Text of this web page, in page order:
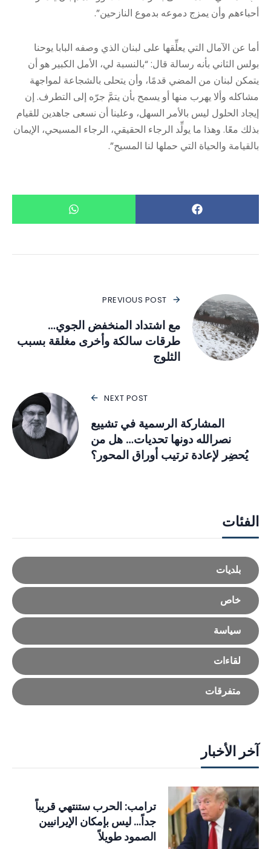
أحباءهم وأن يمزج دموعه بدموع النازحين”.
أما عن الآمال التي يعلِّقها على لبنان الذي وصفه البابا يوحنا
بولس الثاني بأنه رسالة قال: “بالنسبة لي، الأمل الكبير هو أن
يتمكن لبنان من المضي قدمًا، وأن يتحلى بالشجاعة لمواجهة
مشاكله وألا يهرب منها أو يسمح بأن يتمَّ جرّه إلى التطرف. إن
إيجاد الحلول ليس بالأمر السهل، وعلينا أن نسعى جاهدين للقيام
بذلك معًا. وهذا ما يولِّد الرجاء الحقيقي، الرجاء المسيحي، الإيمان
بالقيامة والحياة التي حملها لنا المسيح”.
PREVIOUS POST
مع اشتداد المنخفض الجوي…
طرقات سالكة وأخرى مغلقة بسبب
الثلوج
NEXT POST
المشاركة الرسمية في تشييع
نصرالله دونها تحديات… هل من
يُحضِر لإعادة ترتيب أوراق المحور؟
الفئات
بلديات
خاص
سياسة
لقاءات
متفرقات
آخر الأخبار
ترامب: الحرب ستنتهي قريباً
جداً… ليس بإمكان الإيرانيين
الصمود طويلاً